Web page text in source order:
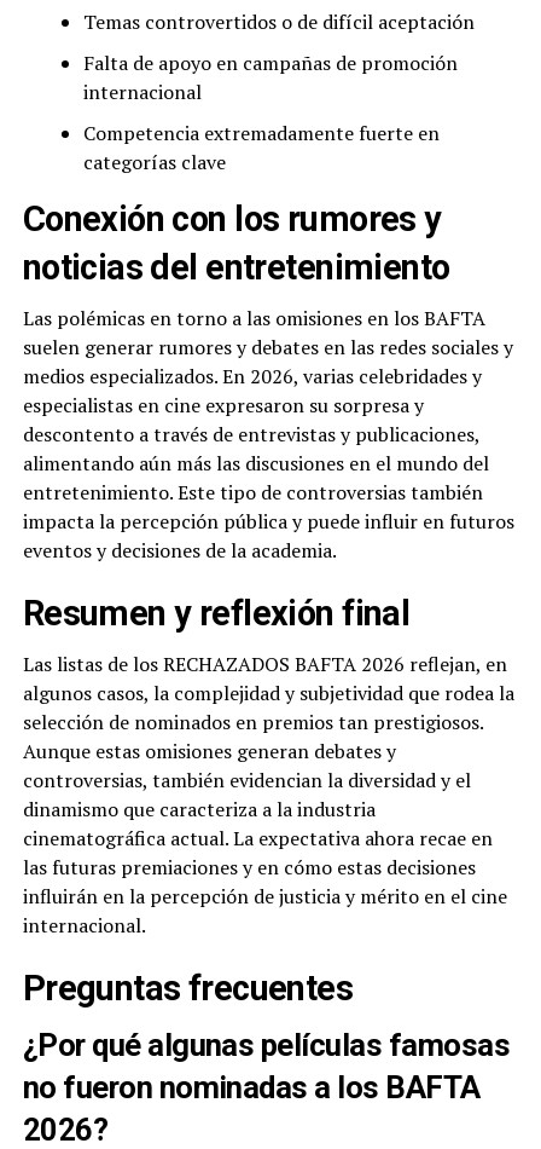
Temas controvertidos o de difícil aceptación
Falta de apoyo en campañas de promoción
internacional
Competencia extremadamente fuerte en
categorías clave
Conexión con los rumores y
noticias del entretenimiento
Las polémicas en torno a las omisiones en los BAFTA
suelen generar rumores y debates en las redes sociales y
medios especializados. En 2026, varias celebridades y
especialistas en cine expresaron su sorpresa y
descontento a través de entrevistas y publicaciones,
alimentando aún más las discusiones en el mundo del
entretenimiento. Este tipo de controversias también
impacta la percepción pública y puede influir en futuros
eventos y decisiones de la academia.
Resumen y reflexión final
Las listas de los RECHAZADOS BAFTA 2026 reflejan, en
algunos casos, la complejidad y subjetividad que rodea la
selección de nominados en premios tan prestigiosos.
Aunque estas omisiones generan debates y
controversias, también evidencian la diversidad y el
dinamismo que caracteriza a la industria
cinematográfica actual. La expectativa ahora recae en
las futuras premiaciones y en cómo estas decisiones
influirán en la percepción de justicia y mérito en el cine
internacional.
Preguntas frecuentes
¿Por qué algunas películas famosas
no fueron nominadas a los BAFTA
2026?